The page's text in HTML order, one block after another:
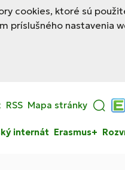
cookies, ktoré sú
príslušného nastavenia
RSS Mapa stránky
internát Erasmus+